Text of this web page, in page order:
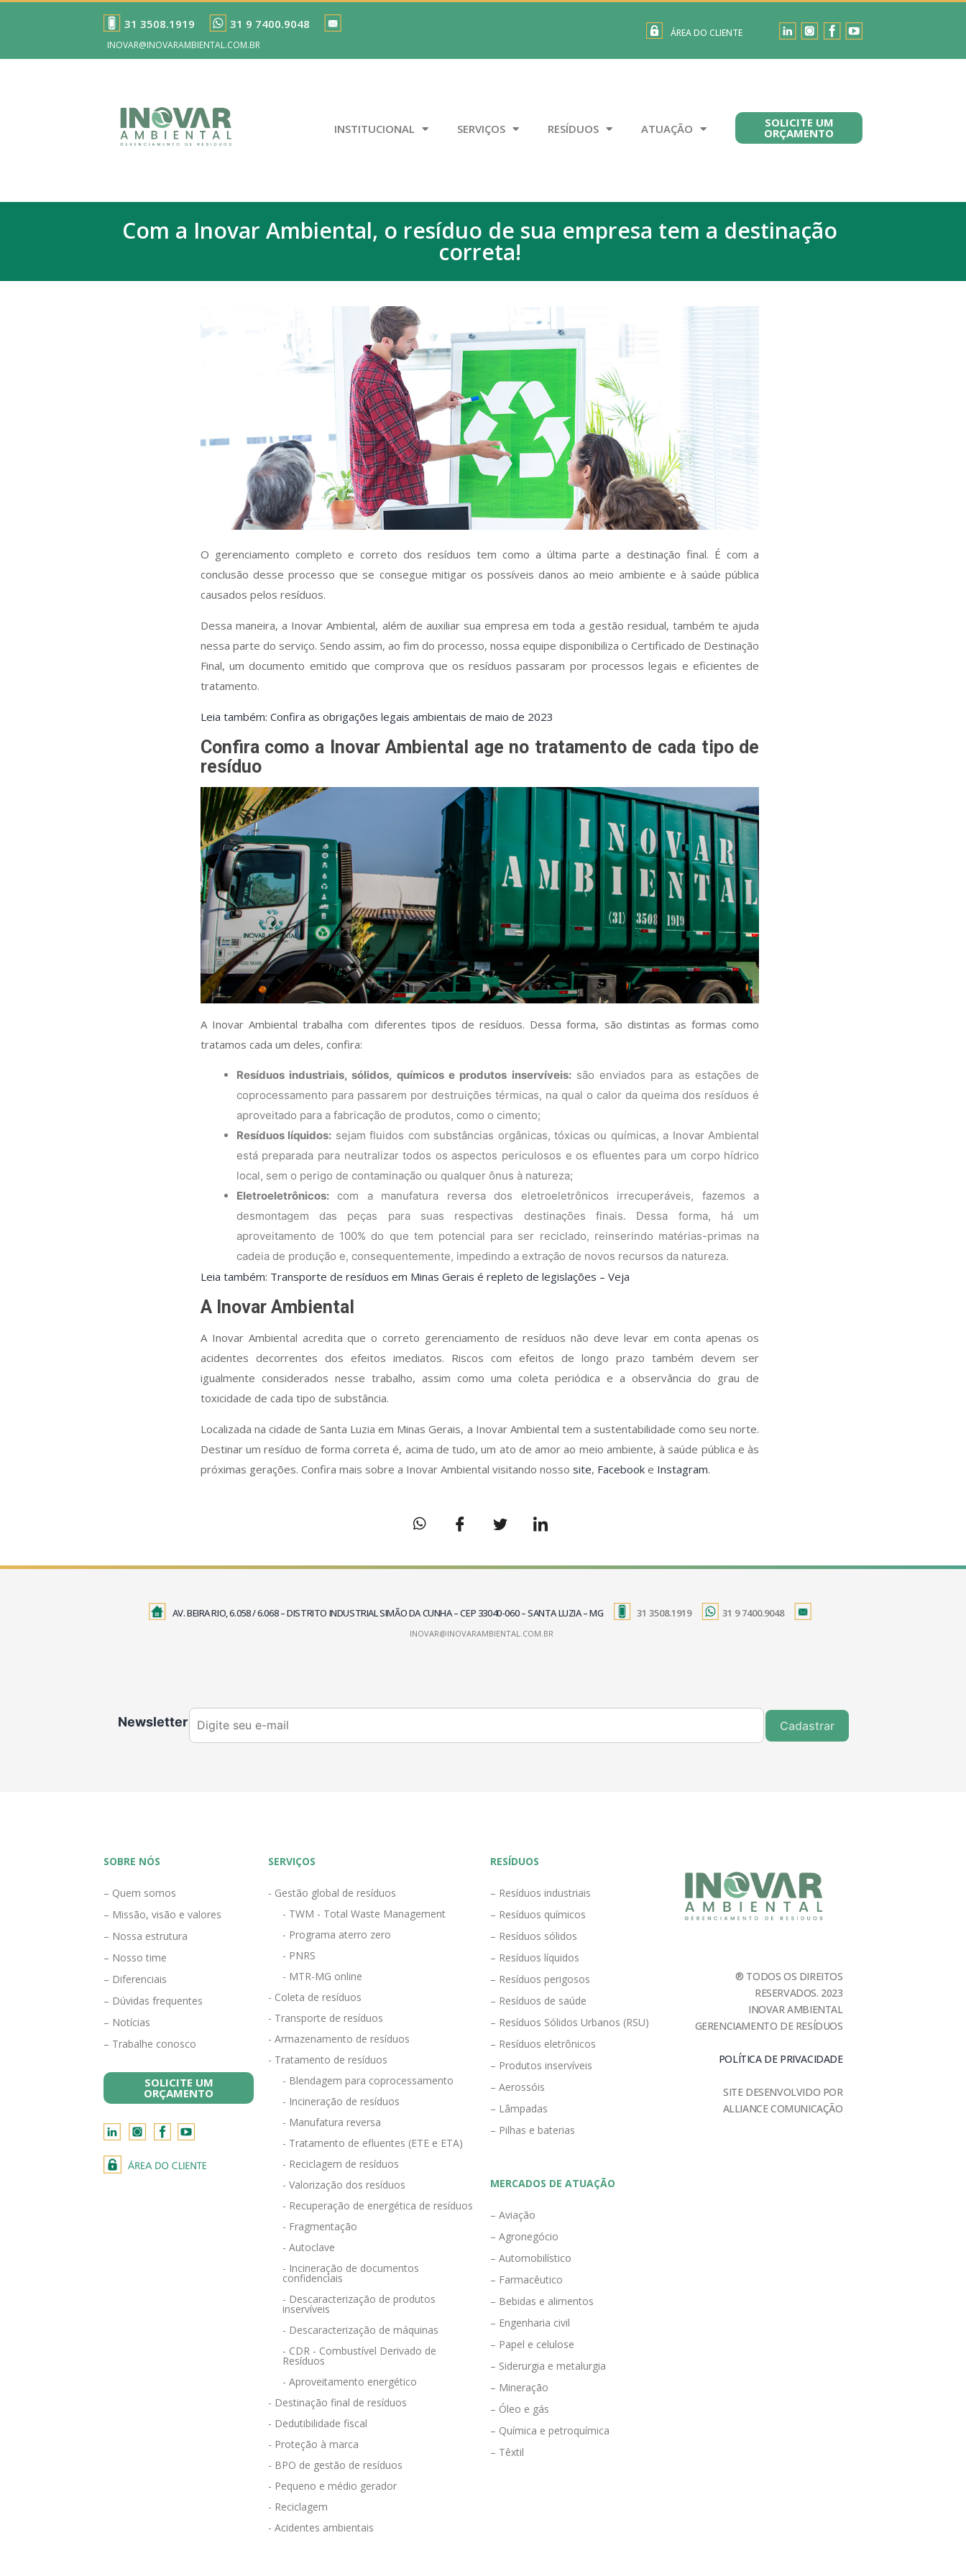
31 3508.1919 31 9 7400.9048
INOVAR@INOVARAMBIENTAL.COM.BR
ÁREA DO CLIENTE
INSTITUCIONAL SERVIÇOS RESÍDUOS ATUAÇÃO SOLICITE UM
ORÇAMENTO
Com a Inovar Ambiental, o resíduo de sua empresa tem a destinação
correta!
O gerenciamento completo e correto dos resíduos tem como a última parte a destinação final. É com a
conclusão desse processo que se consegue mitigar os possíveis danos ao meio ambiente e à saúde pública
causados pelos resíduos.
Dessa maneira, a Inovar Ambiental, além de auxiliar sua empresa em toda a gestão residual, também te ajuda
nessa parte do serviço. Sendo assim, ao fim do processo, nossa equipe disponibiliza o Certificado de Destinação
Final, um documento emitido que comprova que os resíduos passaram por processos legais e eficientes de
tratamento.
Leia também: Confira as obrigações legais ambientais de maio de 2023
Confira como a Inovar Ambiental age no tratamento de cada tipo de
resíduo
A Inovar Ambiental trabalha com diferentes tipos de resíduos. Dessa forma, são distintas as formas como
tratamos cada um deles, confira:
Resíduos industriais, sólidos, químicos e produtos inservíveis:são enviados para as estações de
coprocessamento para passarem por destruições térmicas, na qual o calor da queima dos resíduos é
aproveitado para a fabricação de produtos, como o cimento;
Resíduos líquidos: sejam fluidos com substâncias orgânicas, tóxicas ou químicas, a Inovar Ambiental
está preparada para neutralizar todos os aspectos periculosos e os efluentes para um corpo hídrico
local, sem o perigo de contaminação ou qualquer ônus à natureza;
Eletroeletrônicos:com a manufatura reversa dos eletroeletrônicos irrecuperáveis, fazemos a
desmontagem das peças para suas respectivas destinações finais. Dessa forma, há um
aproveitamento de 100% do que tem potencial para ser reciclado, reinserindo matérias-primas na
cadeia de produção e, consequentemente, impedindo a extração de novos recursos da natureza.
Leia também: Transporte de resíduos em Minas Gerais é repleto de legislações – Veja
A Inovar Ambiental
A Inovar Ambiental acredita que o correto gerenciamento de resíduos não deve levar em conta apenas os
acidentes decorrentes dos efeitos imediatos. Riscos com efeitos de longo prazo também devem ser
igualmente considerados nesse trabalho, assim como uma coleta periódica e a observância do grau de
toxicidade de cada tipo de substância.
Localizada na cidade de Santa Luzia em Minas Gerais, a Inovar Ambiental tem a sustentabilidade como seu norte.
Destinar um resíduo de forma correta é, acima de tudo, um ato de amor ao meio ambiente, à saúde pública e às
próximas gerações. Confira mais sobre a Inovar Ambiental visitando nosso site, Facebooke Instagram.
AV. BEIRA RIO, 6.058 / 6.068 – DISTRITO INDUSTRIAL SIMÃO DA CUNHA – CEP 33040-060 – SANTA LUZIA – MG 31 3508.1919 31 9 7400.9048
INOVAR@INOVARAMBIENTAL.COM.BR
Newsletter Cadastrar
SOBRE NÓS
– Quem somos
– Missão, visão e valores
– Nossa estrutura
– Nosso time
– Diferenciais
– Dúvidas frequentes
– Notícias
– Trabalhe conosco
SOLICITE UM
ORÇAMENTO
SERVIÇOS
- Gestão global de resíduos
- TWM - Total Waste Management
- Programa aterro zero
- PNRS
- MTR-MG online
- Coleta de resíduos
- Transporte de resíduos
- Armazenamento de resíduos
- Tratamento de resíduos
- Blendagem para coprocessamento
- Incineração de resíduos
- Manufatura reversa
- Tratamento de efluentes (ETE e ETA)
- Reciclagem de resíduos
- Valorização dos resíduos
- Recuperação de energética de resíduos
- Fragmentação
- Autoclave
- Incineração de documentos
confidenciais
- Descaracterização de produtos
inservíveis
- Descaracterização de máquinas
- CDR - Combustível Derivado de
Resíduos
- Aproveitamento energético
- Destinação final de resíduos
- Dedutibilidade fiscal
- Proteção à marca
- BPO de gestão de resíduos
- Pequeno e médio gerador
- Reciclagem
- Acidentes ambientais
RESÍDUOS
– Resíduos industriais
– Resíduos químicos
– Resíduos sólidos
– Resíduos líquidos
– Resíduos perigosos
– Resíduos de saúde
– Resíduos Sólidos Urbanos (RSU)
– Resíduos eletrônicos
– Produtos inservíveis
– Aerossóis
– Lâmpadas
– Pilhas e baterias
MERCADOS DE ATUAÇÃO
– Aviação
– Agronegócio
– Automobilístico
– Farmacêutico
– Bebidas e alimentos
– Engenharia civil
– Papel e celulose
– Siderurgia e metalurgia
– Mineração
– Óleo e gás
– Química e petroquímica
– Têxtil
® TODOS OS DIREITOS
RESERVADOS. 2023
INOVAR AMBIENTAL
GERENCIAMENTO DE RESÍDUOS
POLÍTICA DE PRIVACIDADE
SITE DESENVOLVIDO POR
ALLIANCE COMUNICAÇÃO